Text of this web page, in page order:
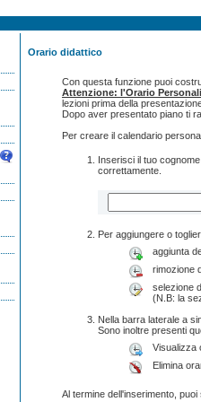
Orario didattico
Con questa funzione puoi
Attenzione: l'Orario
lezioni prima della
Dopo aver presentato piano ti
Per creare il calendario
Inserisci il tuo
correttamente.
Per aggiungere o
aggiunta
rimozione
selezione
(N.B: la
Nella barra laterale a
Sono inoltre presenti
Visualizza
Elimina
Al termine dell'inserimento,